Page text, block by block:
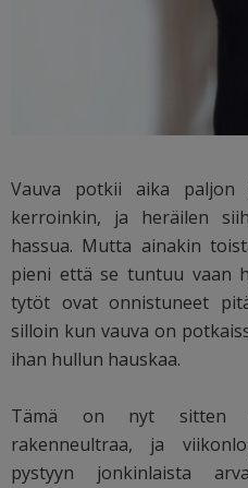
Vauva potkii aika paljon
kerroinkin, ja heräilen
hassua. Mutta ainakin
pieni että se tuntuu vaan
tytöt ovat onnistuneet
silloin kun vauva on
ihan hullun hauskaa.
Tämä on nyt sitten
rakenneultraa, ja
pystyyn jonkinlaista